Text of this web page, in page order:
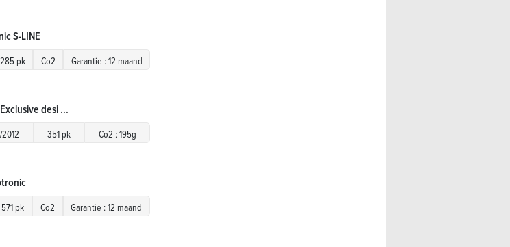
S-LINE
285 pk Co2 Garantie : 12 maand
desi ...
2012 351 pk Co2 : 195g
571 pk Co2 Garantie : 12 maand